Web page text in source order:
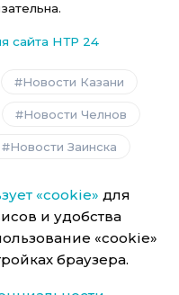
сайта НТР 24
Новости Казани
Новости Челнов
Новости Заинска
«cookie» для
и удобства
«cookie»
браузера.